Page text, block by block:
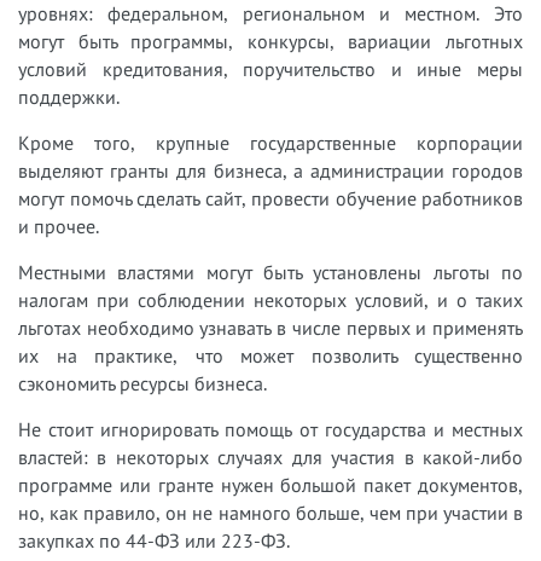
уровнях: федеральном, региональном и местном. Это
могут быть программы, конкурсы, вариации льготных
условий кредитования, поручительство и иные меры
поддержки.
Кроме того, крупные государственные корпорации
выделяют гранты для бизнеса, а администрации городов
могут помочь сделать сайт, провести обучение работников
и прочее.
Местными властями могут быть установлены льготы по
налогам при соблюдении некоторых условий, и о таких
льготах необходимо узнавать в числе первых и применять
их на практике, что может позволить существенно
сэкономить ресурсы бизнеса.
Не стоит игнорировать помощь от государства и местных
властей: в некоторых случаях для участия в какой-либо
программе или гранте нужен большой пакет документов,
но, как правило, он не намного больше, чем при участии в
закупках по 44-ФЗ или 223-ФЗ.